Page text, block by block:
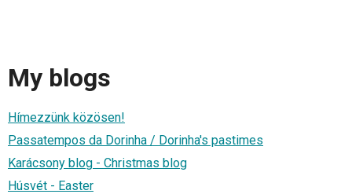
My blogs
Hímezzünk közösen!
Passatempos da Dorinha / Dorinha's pastimes
Karácsony blog - Christmas blog
Húsvét - Easter